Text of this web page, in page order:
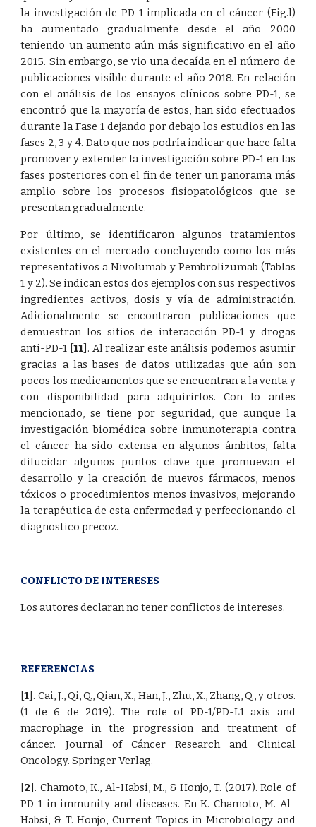
la investigación de PD-1 implicada en el cáncer (Fig.l)
ha aumentado gradualmente desde el año 2000
teniendo un aumento aún más significativo en el año
2015. Sin embargo, se vio una decaída en el número de
publicaciones visible durante el año 2018. En relación
con el análisis de los ensayos clínicos sobre PD-1, se
encontró que la mayoría de estos, han sido efectuados
durante la Fase 1 dejando por debajo los estudios en las
fases 2, 3 y 4. Dato que nos podría indicar que hace falta
promover y extender la investigación sobre PD-1 en las
fases posteriores con el fin de tener un panorama más
amplio sobre los procesos fisiopatológicos que se
presentan gradualmente.
Por último, se identificaron algunos tratamientos
existentes en el mercado concluyendo como los más
representativos a Nivolumab y Pembrolizumab (Tablas
1 y 2). Se indican estos dos ejemplos con sus respectivos
ingredientes activos, dosis y vía de administración.
Adicionalmente se encontraron publicaciones que
demuestran los sitios de interacción PD-1 y drogas
anti-PD-1 [11] . Al realizar este análisis podemos asumir
gracias a las bases de datos utilizadas que aún son
pocos los medicamentos que se encuentran a la venta y
con disponibilidad para adquirirlos. Con lo antes
mencionado, se tiene por seguridad, que aunque la
investigación biomédica sobre inmunoterapia contra
el cáncer ha sido extensa en algunos ámbitos, falta
dilucidar algunos puntos clave que promuevan el
desarrollo y la creación de nuevos fármacos, menos
tóxicos o procedimientos menos invasivos, mejorando
la terapéutica de esta enfermedad y perfeccionando el
diagnostico precoz.
CONFLICTO DE INTERESES
Los autores declaran no tener conflictos de intereses.
REFERENCIAS
[1]. Cai, J., Qi, Q., Qian, X., Han, J., Zhu, X., Zhang, Q., y otros.
(1 de 6 de 2019). The role of PD-1/PD-L1 axis and
macrophage in the progression and treatment of
cáncer. Journal of Cáncer Research and Clinical
Oncology. Springer Verlag.
[2]. Chamoto, K., Al-Habsi, M., & Honjo, T. (2017). Role of
PD-1 in immunity and diseases. En K. Chamoto, M. Al-
Habsi, & T. Honjo, Current Topics in Microbiology and